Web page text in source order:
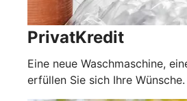
PrivatKredit
Eine neue Waschmaschine,
erfüllen Sie sich Ihre Wünsche.